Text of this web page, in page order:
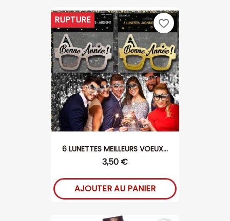
6 LUNETTES MEILLEURS VOEUX...
3,50 €
RUPTURE
AJOUTER AU PANIER
favorite_border